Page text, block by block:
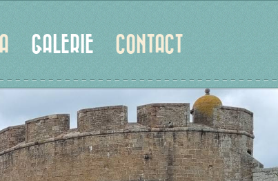
GALERIE CONTACT